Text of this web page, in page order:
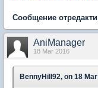
Сообщение
AniManager
18 Mar 2016
BennyHill92, on 18